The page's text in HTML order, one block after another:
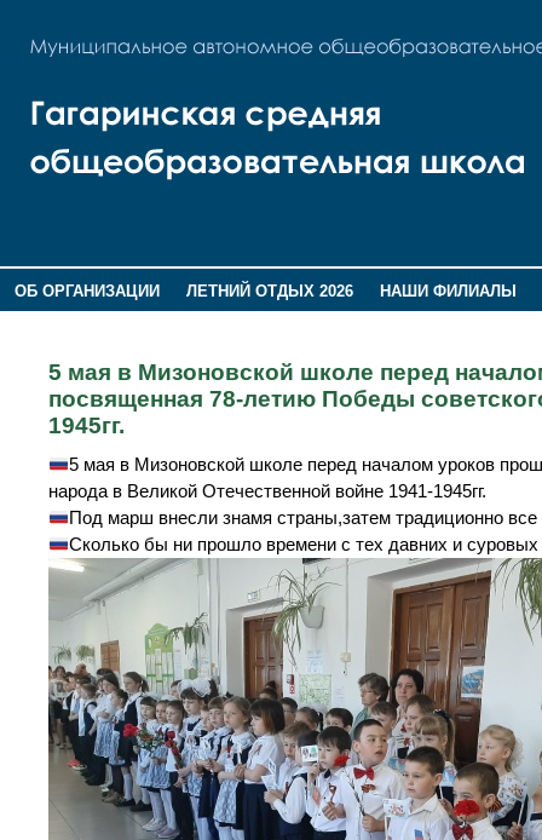
ОБ ОРГАНИЗАЦИИ ЛЕТНИЙ ОТДЫХ 2026
НАШИ ФИЛИАЛЫ
5 мая в Мизоновской школе перед
посвященная 78-летию Победы
1945гг.
5 мая в Мизоновской школе перед началом уроков
народа в Великой Отечественной войне 1941-1945гг.
Под марш внесли знамя страны,затем традиционно все
Сколько бы ни прошло времени с тех давних и суровых